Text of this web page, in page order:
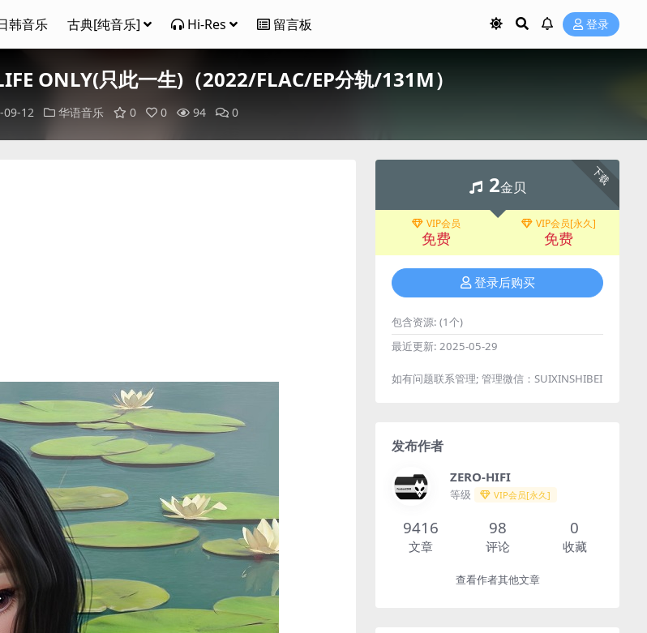
韩音乐 古典[纯音乐] Hi-Res 留言板 登录
ONLY(只此一生)（2022/FLAC/EP分轨/131M）
09-12 华语音乐 0 0 94 0
下载
2金贝
VIP会员
免费
VIP会员[永久]
免费
登录后购买
包含资源: (1个)
最近更新: 2025-05-29
如有问题联系管理; 管理微信：SUIXINSHIBEI
发布作者
ZERO-HIFI
等级 VIP会员[永久]
9416
文章
98
评论
0
收藏
查看作者其他文章